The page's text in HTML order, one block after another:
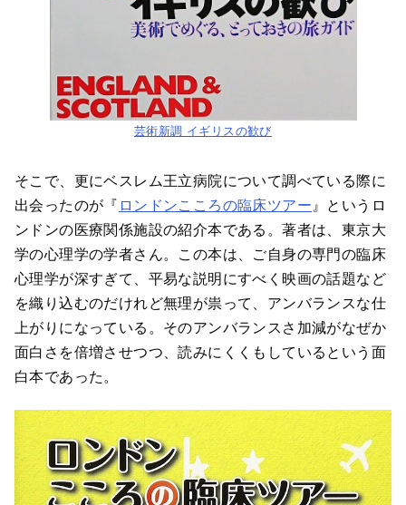
芸術新調 イギリスの歓び
そこで、更にベスレム王立病院について調べている際に
出会ったのが『 ロンドンこころの臨床ツアー』というロ
ンドンの医療関係施設の紹介本である。著者は、東京大
学の心理学の学者さん。この本は、ご自身の専門の臨床
心理学が深すぎて、平易な説明にすべく映画の話題など
を織り込むのだけれど無理が祟って、アンバランスな仕
上がりになっている。そのアンバランスさ加減がなぜか
面白さを倍増させつつ、読みにくくもしているという面
白本であった。